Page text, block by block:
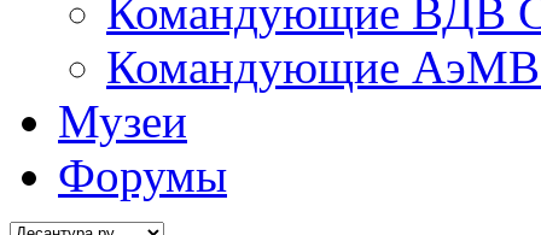
Командующие ВДВ
Командующие АэМВ
Музеи
Форумы